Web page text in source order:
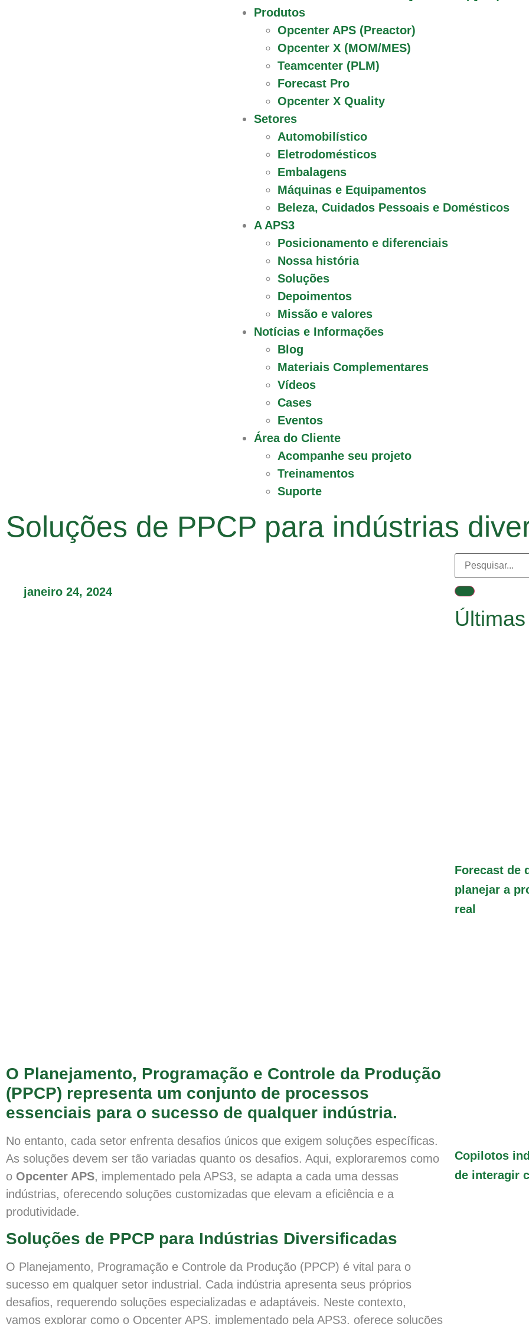
Produtos
Opcenter APS (Preactor)
Opcenter X (MOM/MES)
Teamcenter (PLM)
Forecast Pro
Opcenter X Quality
Setores
Automobilístico
Eletrodomésticos
Embalagens
Máquinas e Equipamentos
Beleza, Cuidados Pessoais e Domésticos
A APS3
Posicionamento e diferenciais
Nossa história
Soluções
Depoimentos
Missão e valores
Notícias e Informações
Blog
Materiais Complementares
Vídeos
Cases
Eventos
Área do Cliente
Acompanhe seu projeto
Treinamentos
Suporte
Soluções de PPCP para indústrias
janeiro 24, 2024
O Planejamento, Programação e Controle da Produção
(PPCP) representa um conjunto de processos
essenciais para o sucesso de qualquer indústria.
No entanto, cada setor enfrenta desafios únicos que exigem soluções específicas.
As soluções devem ser tão variadas quanto os desafios. Aqui, exploraremos como
o Opcenter APS, implementado pela APS3, se adapta a cada uma dessas
indústrias, oferecendo soluções customizadas que elevam a eficiência e a
produtividade.
Soluções de PPCP para Indústrias Diversificadas
O Planejamento, Programação e Controle da Produção (PPCP) é vital para o
sucesso em qualquer setor industrial. Cada indústria apresenta seus próprios
desafios, requerendo soluções especializadas e adaptáveis. Neste contexto,
vamos explorar como o Opcenter APS, implementado pela APS3, oferece soluções
Forecast de
planejar a
real
Copilotos
de interagir